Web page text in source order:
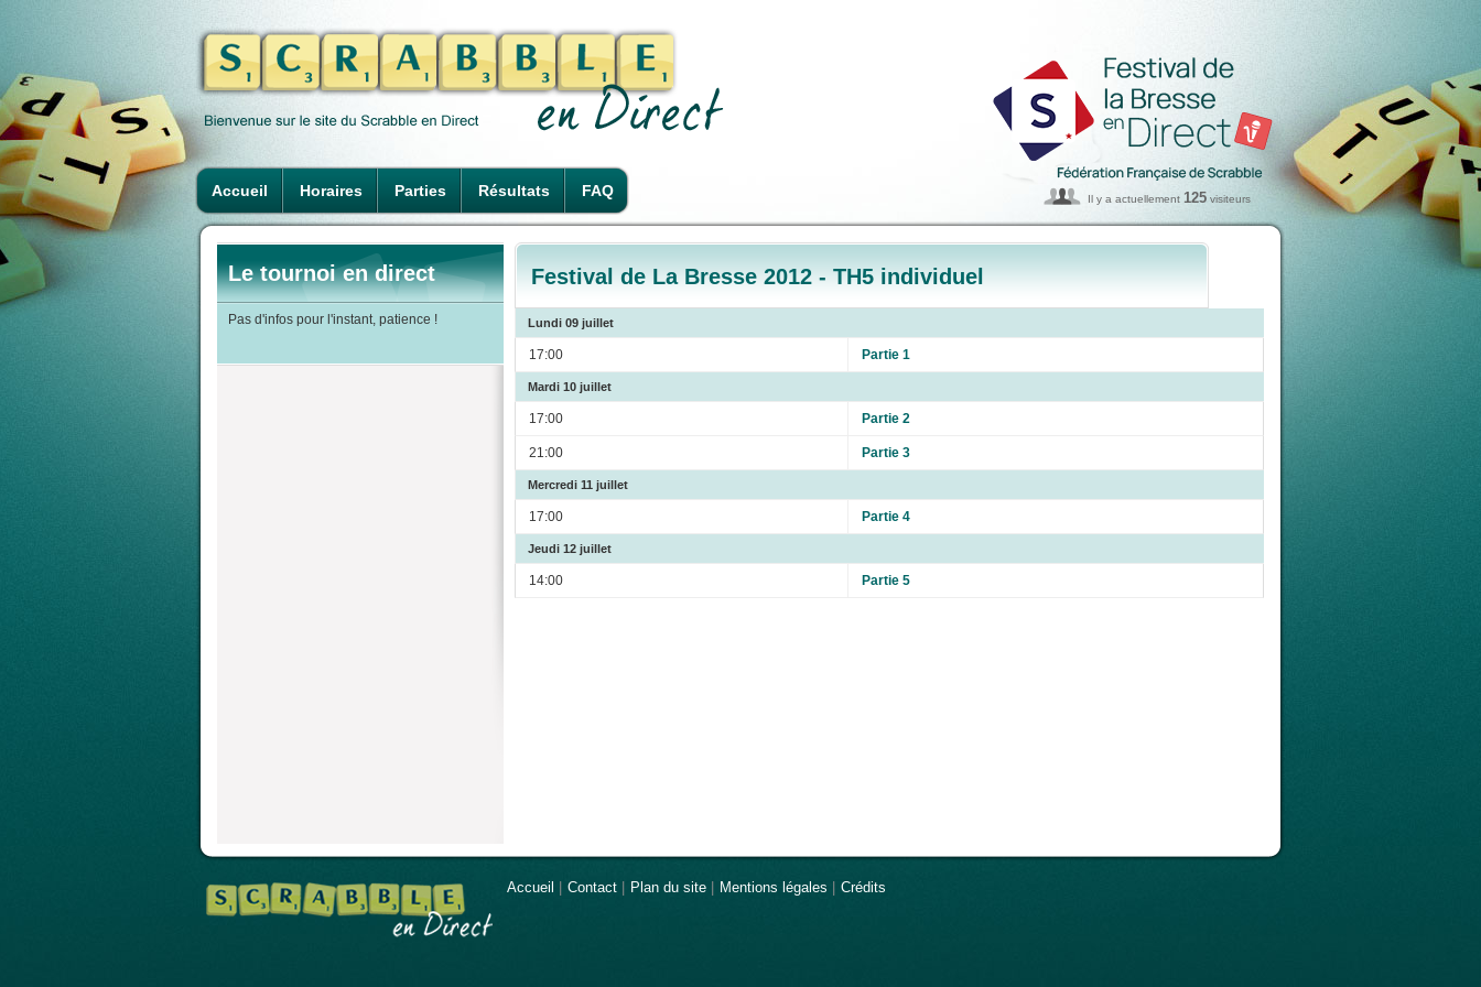
Accueil Horaires Parties Résultats FAQ Il y a actuellement 125 visiteurs
Le tournoi en direct
Pas d'infos pour l'instant, patience !
Festival de La Bresse 2012 - TH5 individuel
Lundi 09 juillet
17:00 Partie 1
Mardi 10 juillet
17:00 Partie 2
21:00 Partie 3
Mercredi 11 juillet
17:00 Partie 4
Jeudi 12 juillet
14:00 Partie 5
Accueil Contact Plan du site Mentions légales Crédits